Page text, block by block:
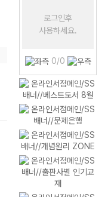
로그인후
사용하세요.
0/0